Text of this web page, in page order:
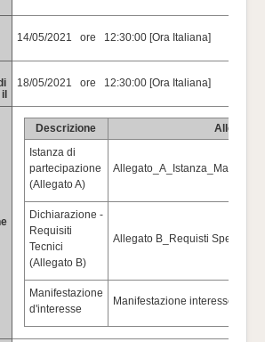
14/05/2021 ore 12:30:00 [Ora Italiana]
il
18/05/2021 ore 12:30:00 [Ora Italiana]
Descrizione
Allegato
Istanza di
partecipazione
(Allegato A)
Dichiarazione -
Requisiti
Tecnici
(Allegato B)
Allegato B_Requisti
Manifestazione
d'interesse
Manifestazione interesse.pdf